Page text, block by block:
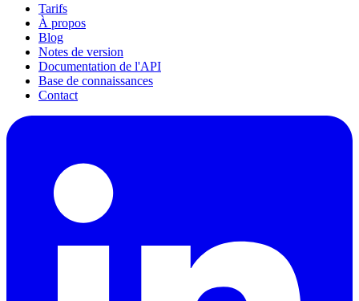
Tarifs
À propos
Blog
Notes de version
Documentation de l'API
Base de connaissances
Contact